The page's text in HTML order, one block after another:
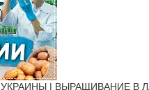
| ВЫРАЩИВАНИЕ В